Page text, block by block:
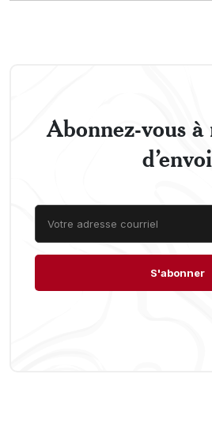
Abonnez-vous
d’envoi